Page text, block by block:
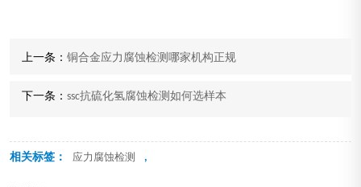
上一条： 铜合金应力腐蚀检测哪家机构正规
下一条： ssc抗硫化氢腐蚀检测如何选样本
相关标签： 应力腐蚀检测 ,